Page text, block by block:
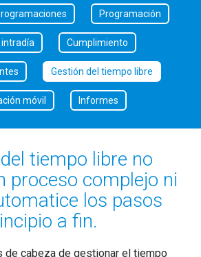
Programación
Cumplimiento
Gestión del tiempo libre
móvil Informes
tiempo libre no
proceso complejo ni
los pasos
a fin.
de cabeza de gestionar el tiempo